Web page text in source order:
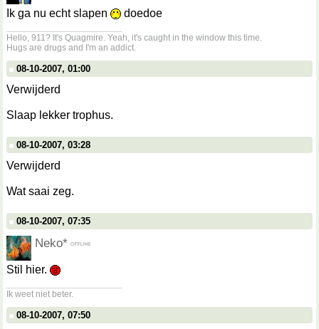
Ik ga nu echt slapen
doedoe
Hello, 911? It's Quagmire. Yeah, it's caught in the window this time.
Hugs are drugs and I'm an addict.
08-10-2007, 01:00
Verwijderd
Slaap lekker trophus.
08-10-2007, 03:28
Verwijderd
Wat saai zeg.
08-10-2007, 07:35
Neko*
Stil hier.
Ik weet niet beter.
08-10-2007, 07:50